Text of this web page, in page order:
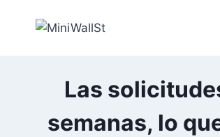
Las
semanas, lo